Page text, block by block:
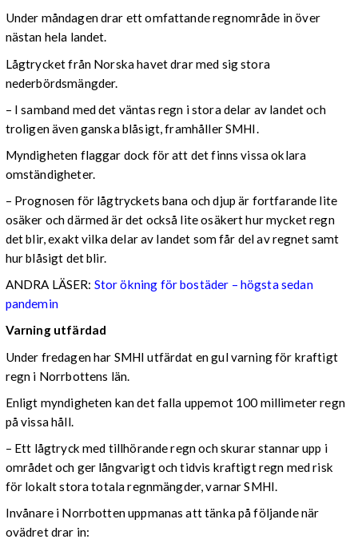
Under måndagen drar ett omfattande regnområde in över
nästan hela landet.
Lågtrycket från Norska havet drar med sig stora
nederbördsmängder.
– I samband med det väntas regn i stora delar av landet och
troligen även ganska blåsigt, framhåller SMHI.
Myndigheten flaggar dock för att det finns vissa oklara
omständigheter.
– Prognosen för lågtryckets bana och djup är fortfarande lite
osäker och därmed är det också lite osäkert hur mycket regn
det blir, exakt vilka delar av landet som får del av regnet samt
hur blåsigt det blir.
ANDRA LÄSER: Stor ökning för bostäder – högsta sedan
pandemin
Varning utfärdad
Under fredagen har SMHI utfärdat en gul varning för kraftigt
regn i Norrbottens län.
Enligt myndigheten kan det falla uppemot 100 millimeter regn
på vissa håll.
– Ett lågtryck med tillhörande regn och skurar stannar upp i
området och ger långvarigt och tidvis kraftigt regn med risk
för lokalt stora totala regnmängder, varnar SMHI.
Invånare i Norrbotten uppmanas att tänka på följande när
ovädret drar in: